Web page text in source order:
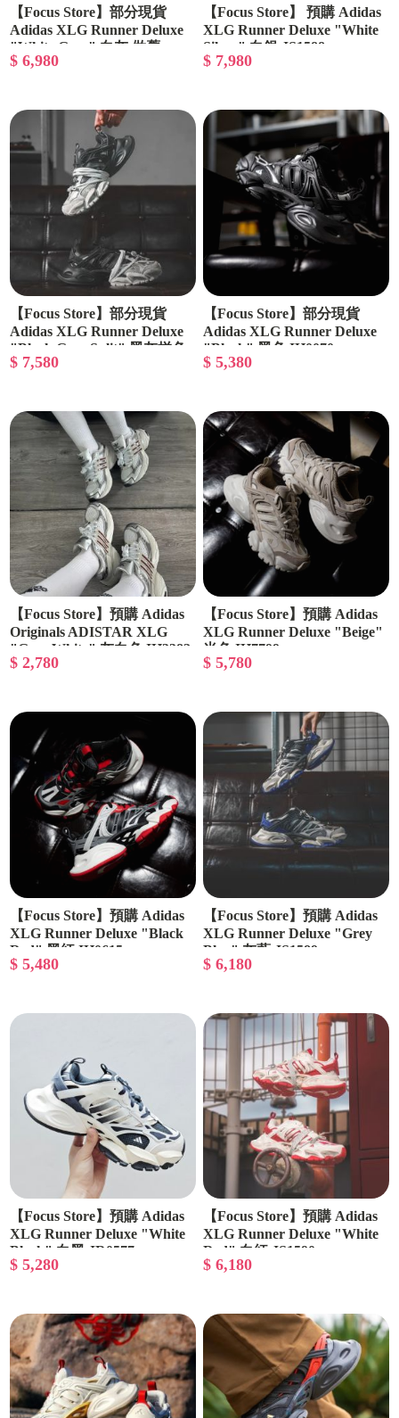
【Focus Store】部分現貨
Adidas XLG Runner Deluxe
"White Grey" 白灰 做舊
JR9631
$ 6,980
【Focus Store】 預購 Adidas
XLG Runner Deluxe "White
Silver" 白銀 JS1588
$ 7,980
【Focus Store】部分現貨
Adidas XLG Runner Deluxe
"Black Grey Split" 黑灰拼色
JR0861
$ 7,580
【Focus Store】部分現貨
Adidas XLG Runner Deluxe
"Black" 黑色 IH0070
$ 5,380
【Focus Store】預購 Adidas
Originals ADISTAR XLG
"Grey White" 灰白色 IH3382
$ 2,780
【Focus Store】預購 Adidas
XLG Runner Deluxe "Beige"
米色 IH7799
$ 5,780
【Focus Store】預購 Adidas
XLG Runner Deluxe "Black
Red" 黑紅 IH0615
$ 5,480
【Focus Store】預購 Adidas
XLG Runner Deluxe "Grey
Blue" 灰藍 JS1589
$ 6,180
【Focus Store】預購 Adidas
XLG Runner Deluxe "White
Black" 白黑 JR0577
$ 5,280
【Focus Store】預購 Adidas
XLG Runner Deluxe "White
Red" 白紅 JS1590
$ 6,180